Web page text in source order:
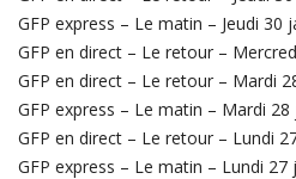
GFP express – Le matin – Jeudi 30
GFP en direct – Le retour –
GFP en direct – Le retour – Mardi
GFP express – Le matin – Mardi 28
GFP en direct – Le retour – Lundi
GFP express – Le matin – Lundi 27